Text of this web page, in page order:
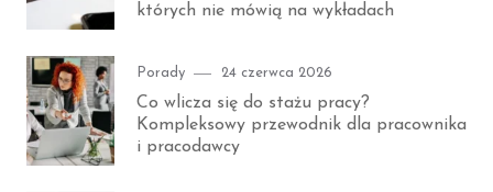
których nie mówią na wykładach
Category
Porady
Posted
24 czerwca 2026
Co wlicza się do stażu pracy?
Kompleksowy przewodnik dla pracownika
i pracodawcy